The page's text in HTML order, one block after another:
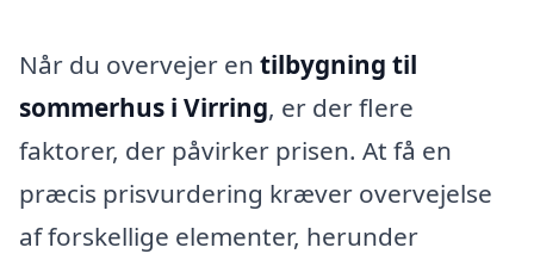
Når du overvejer en tilbygning til
sommerhus i Virring, er der flere
faktorer, der påvirker prisen. At få en
præcis prisvurdering kræver overvejelse
af forskellige elementer, herunder